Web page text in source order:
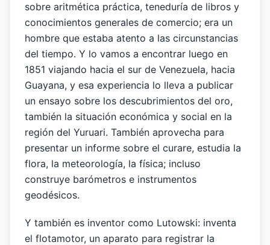
sobre aritmética práctica, teneduría de libros y
conocimientos generales de comercio; era un
hombre que estaba atento a las circunstancias
del tiempo. Y lo vamos a encontrar luego en
1851 viajando hacia el sur de Venezuela, hacia
Guayana, y esa experiencia lo lleva a publicar
un ensayo sobre los descubrimientos del oro,
también la situación económica y social en la
región del Yuruari. También aprovecha para
presentar un informe sobre el curare, estudia la
flora, la meteorología, la física; incluso
construye barómetros e instrumentos
geodésicos.
Y también es inventor como Lutowski: inventa
el flotamotor, un aparato para registrar la